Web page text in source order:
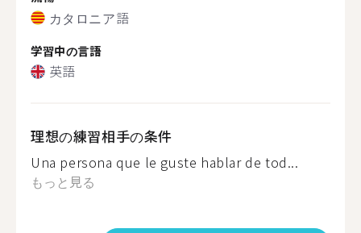
カタロニア語
学習中の言語
英語
理想の練習相手の条件
Una persona que le guste hablar de tod...
もっと見る